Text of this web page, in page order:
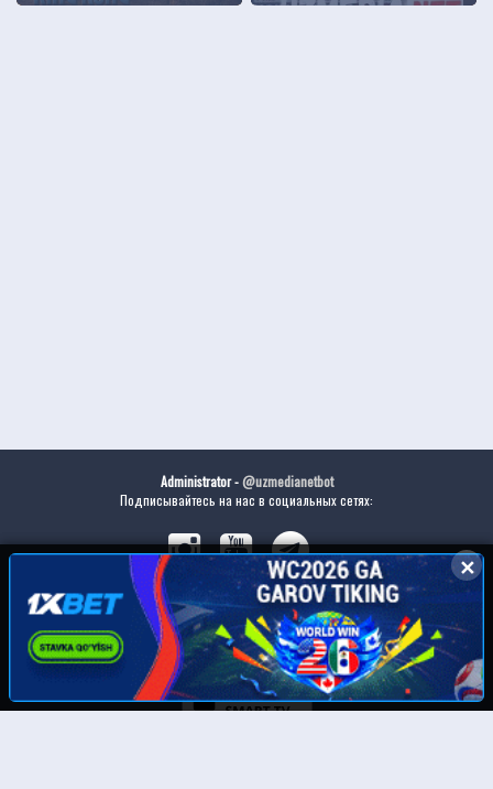
Administrator -@uzmedianetbot
Подписывайтесь на нас в социальных сетях:
Скачайте наше приложение:
✕
✕